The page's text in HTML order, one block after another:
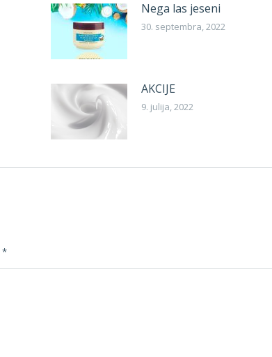
Nega las jeseni
30. septembra, 2022
AKCIJE
9. julija, 2022
*